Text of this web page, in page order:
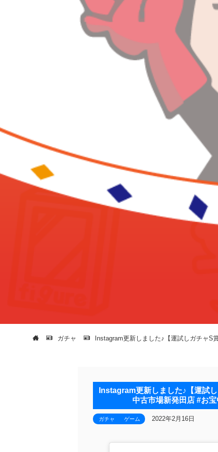
ガチャ Instagram更新しました♪【運試しガチャ
Instagram更新しました♪【運試
中古市場新発田店 #お
ガチャ ゲーム 2022年2月16日